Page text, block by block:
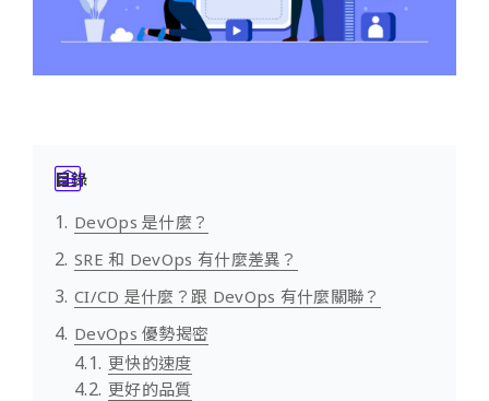
目錄
DevOps 是什麼？
SRE 和 DevOps 有什麼差異？
CI/CD 是什麼？跟 DevOps 有什麼關聯？
DevOps 優勢揭密
更快的速度
更好的品質